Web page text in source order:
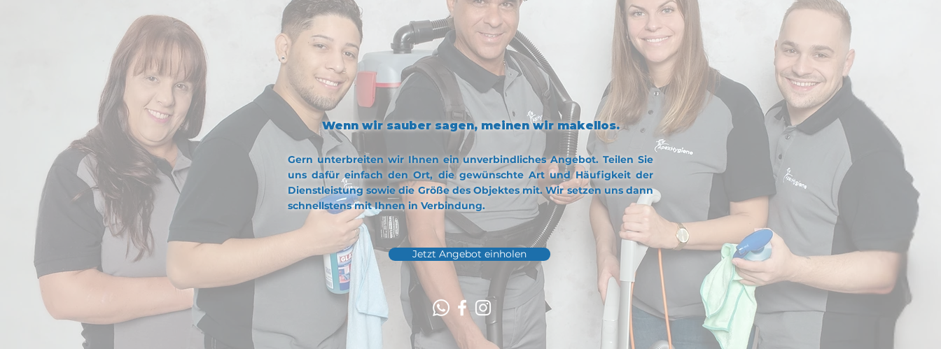
UNVERBINDLICHES
ANGEBOT EINHOLEN
Wenn wir sauber sagen, meinen wir makellos.
Gern unterbreiten wir Ihnen ein unverbindliches Angebot.Teilen Sie
uns dafür einfach den Ort, die gewünschte Art und Häufigkeit der
Dienstleistung sowie die Größe des Objektes mit. Wir setzen uns dann
schnellstens mit Ihnen in Verbindung.
Jetzt Angebot einholen